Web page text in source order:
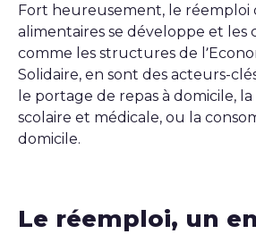
Fort heureusement, le réemploi
alimentaires se développe et les
comme les structures de
Solidaire, en sont des acteurs-
le portage de repas à domicile,
scolaire et médicale, ou la
domicile.
Le réemploi, un